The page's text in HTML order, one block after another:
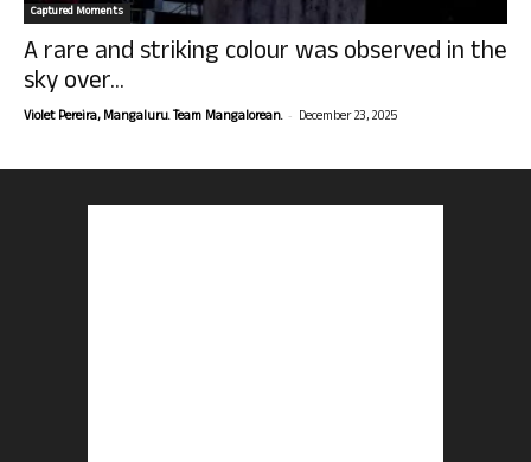
Captured Moments
A rare and striking colour was observed in the
sky over...
Violet Pereira, Mangaluru. Team Mangalorean. - December 23, 2025